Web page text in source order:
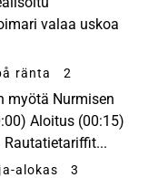
valaa uskoa
ränta 2
myötä Nurmisen
Aloitus (00:15)
alokas 3